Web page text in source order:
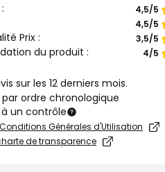
Note
de
4,5/5
Note
de
4,5/5
Prix :
Note
de
3,5/5
du produit :
Note
4/5
sur les 12 derniers mois.
par ordre chronologique
un contrôle
Générales d'Utilisation
de transparence